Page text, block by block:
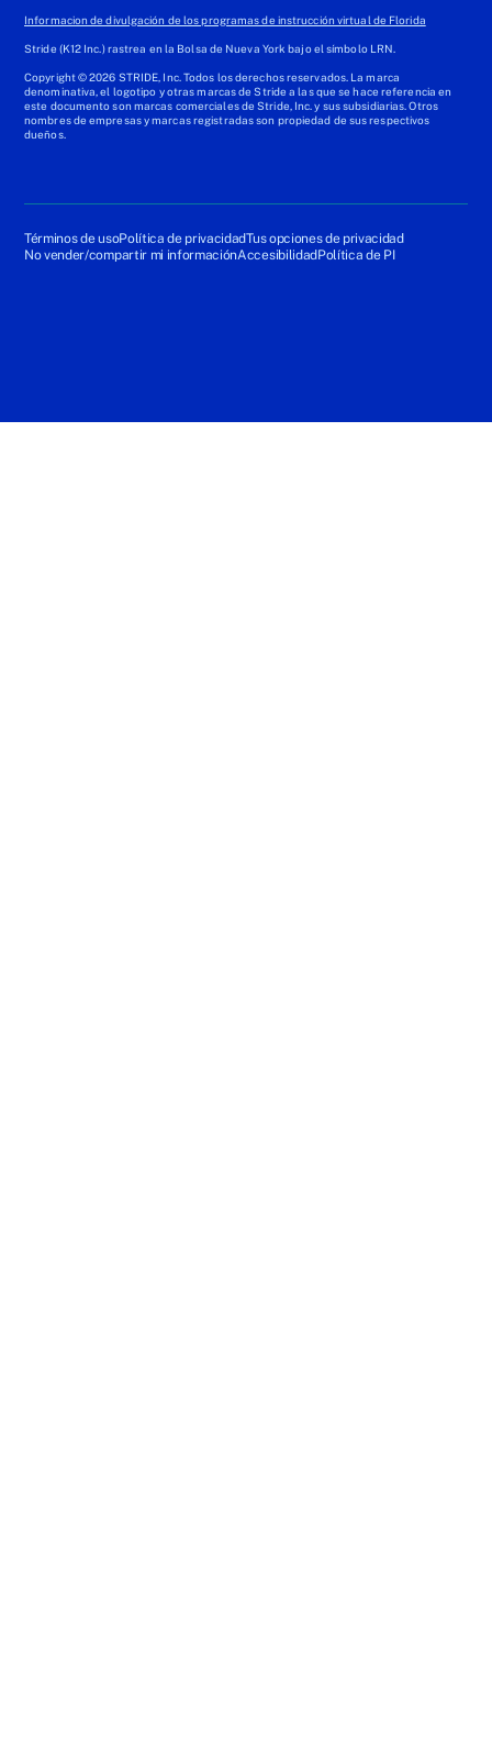
Informacion de divulgación de los programas de instrucción virtual de Florida
Stride (K12 Inc.) rastrea en la Bolsa de Nueva York bajo el símbolo LRN.
Copyright © 2026 STRIDE, Inc. Todos los derechos reservados. La marca
denominativa, el logotipo y otras marcas de Stride a las que se hace referencia en
este documento son marcas comerciales de Stride, Inc. y sus subsidiarias. Otros
nombres de empresas y marcas registradas son propiedad de sus respectivos
dueños.
Términos de usoPolítica de privacidadTus opciones de privacidad
No vender/compartir mi informaciónAccesibilidadPolítica de PI